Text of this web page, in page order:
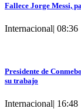
Fallece Jorge Messi,
Internacional| 08:36
Presidente de
su trabajo
Internacional| 16:48